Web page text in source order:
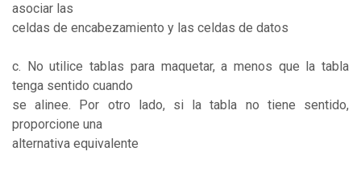
asociar las
celdas de encabezamiento y las celdas de datos
c. No utilice tablas para maquetar, a menos que la tabla
tenga sentido cuando
se alinee. Por otro lado, si la tabla no tiene sentido,
proporcione una
alternativa equivalente